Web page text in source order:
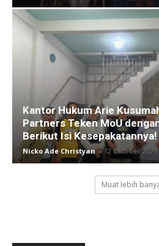
Kantor Hukum Arie
Partners Teken MoU
Berikut Isi Kesepakatannya!
Nicko Ade Christyan - 12 Oktober 2025
Muat lebih